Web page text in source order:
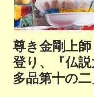
尊き金剛上
登り、『仏
多品第十の